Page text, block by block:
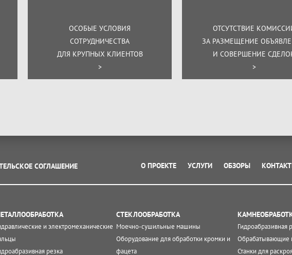
ОСОБЫЕ УСЛОВИЯ
СОТРУДНИЧЕСТВА
ДЛЯ КРУПНЫХ КЛИЕНТОВ
>
ОТСУТСТВИЕ
ЗА РАЗМЕЩЕНИЕ
И СОВЕРШЕНИЕ
>
СОГЛАШЕНИЕ О ПРОЕКТЕ УСЛУГИ ОБЗОРЫ
и электромеханические
резка
СТЕКЛООБРАБОТКА
Моечно-сушильные машины
Оборудование для обработки кромки и
фацета
Гидроабразивная
Обрабатывающие
Станки для